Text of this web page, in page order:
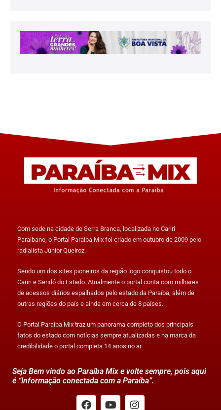
Com sede na cidade de Serra Branca, localizada no Cariri
Paraibano, o Portal Paraíba Mix foi criado em outubro de 2009 pelo
radialista Júnior Queiroz.
Sendo um dos sites pioneiros da região logo conquistou todo o
Cariri e Seridó do Estado. Atualmente o portal conta com milhares
de acessos diários espalhados pelo estado da Paraíba, além de
outras regiões do país e ainda em cerca de 8 países.
O Portal Paraíba Mix traz um panorama completo dos principais
fatos do estado com notícias sempre atualizadas e na marca da
credibilidade o portal completa 14 anos no ar.
Seja Bem vindo ao Paraíba Mix e volte sempre, pois aqui
é “Informação conectada com a Paraíba”.